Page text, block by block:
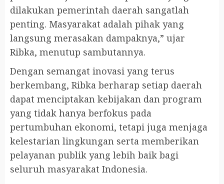
dilakukan pemerintah daerah sangatlah
penting. Masyarakat adalah pihak yang
langsung merasakan dampaknya,” ujar
Ribka, menutup sambutannya.
Dengan semangat inovasi yang terus
berkembang, Ribka berharap setiap daerah
dapat menciptakan kebijakan dan program
yang tidak hanya berfokus pada
pertumbuhan ekonomi, tetapi juga menjaga
kelestarian lingkungan serta memberikan
pelayanan publik yang lebih baik bagi
seluruh masyarakat Indonesia.